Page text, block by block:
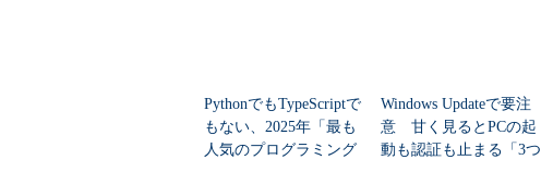
PythonでもTypeScriptで
もない、2025年「最も
人気のプログラミング
Windows Updateで要注
意 甘く見るとPCの起
動も認証も止まる「3つ